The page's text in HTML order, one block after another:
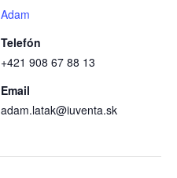
Adam
Telefón
+421 908 67 88 13
Email
adam.latak@iuventa.sk